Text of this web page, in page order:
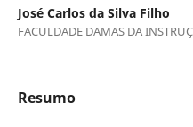
José Carlos da Silva Filho
FACULDADE DAMAS DA
Resumo